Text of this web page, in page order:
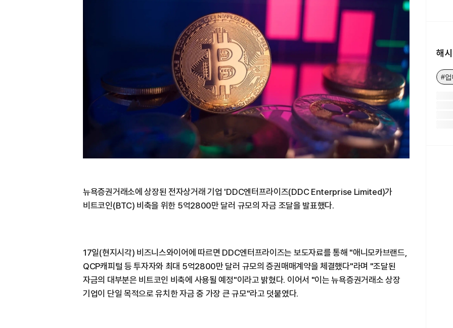
뉴욕증권거래소에 상장된 전자상거래 기업 'DDC엔터프라이즈(DDC Enterprise Limited)가
비트코인(BTC) 비축을 위한 5억2800만 달러 규모의 자금 조달을 발표했다.
17일(현지시각) 비즈니스와이어에 따르면 DDC엔터프라이즈는 보도자료를 통해 "애니모카브랜드,
QCP캐피털 등 투자자와 최대 5억2800만 달러 규모의 증권매매계약을 체결했다"라며 "조달된
자금의 대부분은 비트코인 비축에 사용될 예정"이라고 밝혔다. 이어서 "이는 뉴욕증권거래소 상장
기업이 단일 목적으로 유치한 자금 중 가장 큰 규모"라고 덧붙였다.
해
#업